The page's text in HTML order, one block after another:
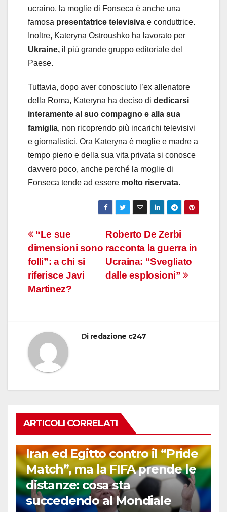
ucraino, la moglie di Fonseca è anche una
famosa presentatrice televisiva e conduttrice.
Inoltre, Kateryna Ostroushko ha lavorato per
Ukraine, il più grande gruppo editoriale del
Paese.
Tuttavia, dopo aver conosciuto l’ex allenatore
della Roma, Kateryna ha deciso di dedicarsi
interamente al suo compagno e alla sua
famiglia, non ricoprendo più incarichi televisivi
e giornalistici. Ora Kateryna è moglie e madre a
tempo pieno e della sua vita privata si conosce
davvero poco, anche perché la moglie di
Fonseca tende ad essere molto riservata.
Navigazione
articoli
Roberto De Zerbi
racconta la guerra in
Ucraina: “Svegliato
dalle esplosioni”
“Le sue
dimensioni sono
folli”: a chi si
riferisce Javi
Martinez?
Di redazione c247
ARTICOLI CORRELATI
Iran ed Egitto contro il “Pride
Match”, ma la FIFA prende le
distanze: cosa sta
succedendo al Mondiale